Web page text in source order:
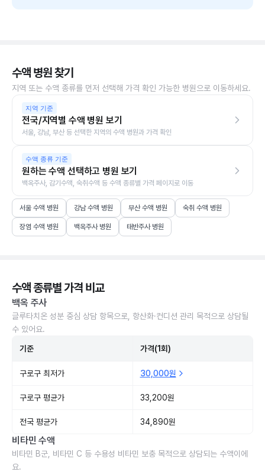
수액 병원 찾기
지역 또는 수액 종류를 먼저 선택해 가격 확인 가능한 병원으로 이동하세요.
지역 기준
전국/지역별 수액 병원 보기
서울, 강남, 부산 등 선택한 지역의 수액 병원과 가격 확인
수액 종류 기준
원하는 수액 선택하고 병원 보기
백옥주사, 감기수액, 숙취수액 등 수액 종류별 가격 페이지로 이동
서울 수액 병원 강남 수액 병원 부산 수액 병원 숙취 수액 병원
장염 수액 병원 백옥주사 병원 태반주사 병원
수액 종류별 가격 비교
백옥 주사
글루타치온 성분 중심 상담 항목으로, 항산화·컨디션 관리 목적으로 상담될
수 있어요.
기준 가격(1회)
구로구 최저가 30,000원
구로구 평균가 33,200원
전국 평균가 34,890원
비타민 수액
비타민 B군, 비타민 C 등 수용성 비타민 보충 목적으로 상담되는 수액이에
요.